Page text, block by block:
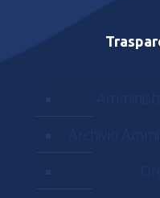
Archivio